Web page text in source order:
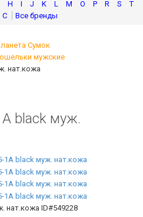
H I J K L M O P R S
T
С
Сумок
мужские
нат.кожа
black муж.
нат.кожа ID#549228